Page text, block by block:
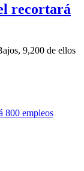
recortará
9,200 de ellos